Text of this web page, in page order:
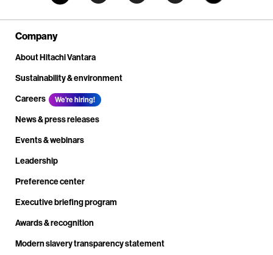
Company
About Hitachi Vantara
Sustainability & environment
Careers
We're hiring!
News & press releases
Events & webinars
Leadership
Preference center
Executive briefing program
Awards & recognition
Modern slavery transparency statement